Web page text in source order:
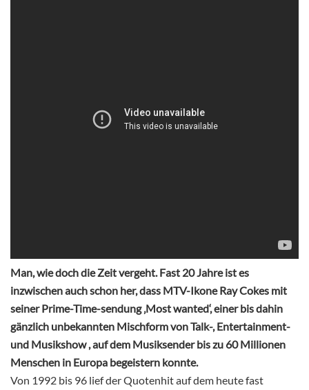
Man, wie doch die Zeit vergeht. Fast 20 Jahre ist es
inzwischen auch schon her, dass MTV-Ikone Ray Cokes mit
seiner Prime-Time-sendung ‚Most wanted‘, einer bis dahin
gänzlich unbekannten Mischform von Talk-, Entertainment-
und Musikshow , auf dem Musiksender bis zu 60 Millionen
Menschen in Europa begeistern konnte.
Von 1992 bis 96 lief der Quotenhit auf dem heute fast